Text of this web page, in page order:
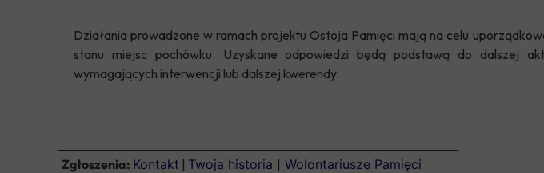
Zgłoszenia: Kontakt Twoja historia Wolontariusze Pamięci
Działania prowadzone w ramach projektu Ostoja Pamięci mają na celu
stanu miejsc pochówku. Uzyskane odpowiedzi będą podstawą do dalszej
wymagających interwencji lub dalszej kwerendy.